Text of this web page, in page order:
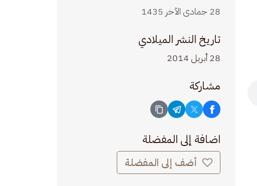
28 جمادى الآخر 1435
تاريخ النشر الميلادي
28 أبريل 2014
مشاركة
اضافة إلى المفضلة
أضف إلى المفضلة